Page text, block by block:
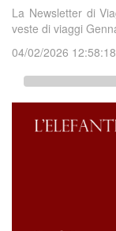
La Newsletter di
veste di viaggi
04/02/2026 12:58:18